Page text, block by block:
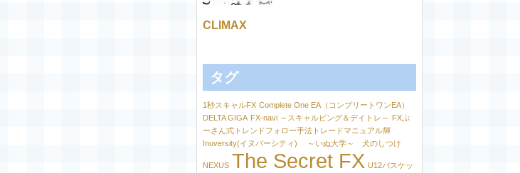
CLIMAX
タグ
1秒スキャルFX Complete One EA（コンプリートワンEA）
DELTA GIGA FX-navi ～スキャルピング＆デイトレ～ FXぷ
ーさん式トレンドフォロー手法トレードマニュアル輝
Inuversity(イヌバーシティ) ～いぬ大学～ 犬のしつけ
NEXUS The Secret FX U12バスケッ